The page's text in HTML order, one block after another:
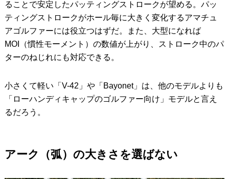
ることで安定したパッティングストロークが望める。パッ
ティングストロークがホール毎に大きく変化するアマチュ
アゴルファーには役立つはずだ。また、大型になれば
MOI（慣性モーメント）の数値が上がり、ストローク中のパ
ターのねじれにも対応できる。
小さくて軽い「V-42」や「Bayonet」は、他のモデルよりも
「ローハンディキャップのゴルファー向け」モデルと言え
るだろう。
アーク（弧）の大きさを選ばない